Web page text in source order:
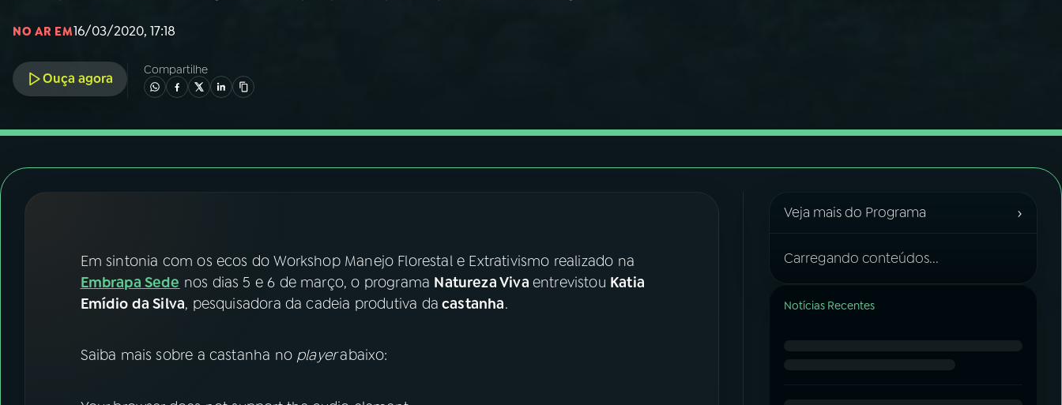
05 PODCASTS
06VIDEOCASTS
07ÚLTIMAS
YouTube Facebook
Instagram X
NO AR EM16/03/2020, 17:18
Ouça agora
Compartilhe
Em sintonia com os ecos do Workshop Manejo Florestal e Extrativismo realizado na
Embrapa Sede nos dias 5 e 6 de março, o programa Natureza Viva entrevistou Katia
Emídio da Silva, pesquisadora da cadeia produtiva da castanha.
Saiba mais sobre a castanha noplayerabaixo:
Veja mais do Programa ›
Carregando conteúdos...
Notícias Recentes